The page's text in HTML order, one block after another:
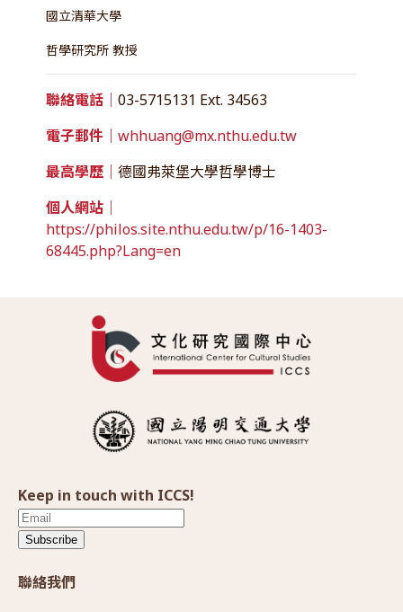
國立清華大學
哲學研究所 教授
聯絡電話｜03-5715131 Ext. 34563
電子郵件｜whhuang@mx.nthu.edu.tw
最高學歷｜德國弗萊堡大學哲學博士
個人網站｜
https://philos.site.nthu.edu.tw/p/16-1403-
68445.php?Lang=en
Keep in touch with ICCS!
Subscribe
聯絡我們